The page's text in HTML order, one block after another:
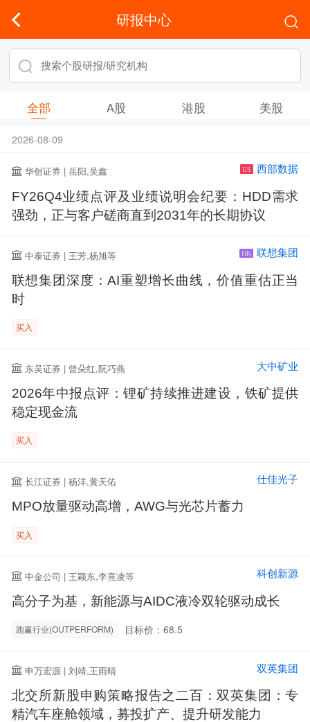
研报中心
全部 A股 港股 美股
2026-08-09
华创证券 | 岳阳,吴鑫 US 西部数据
FY26Q4业绩点评及业绩说明会纪要：HDD需求
强劲，正与客户磋商直到2031年的长期协议
中泰证券 | 王芳,杨旭等 HK 联想集团
联想集团深度：AI重塑增长曲线，价值重估正当
时
买入
东吴证券 | 曾朵红,阮巧燕 大中矿业
2026年中报点评：锂矿持续推进建设，铁矿提供
稳定现金流
买入
长江证券 | 杨洋,黄天佑 仕佳光子
MPO放量驱动高增，AWG与光芯片蓄力
买入
中金公司 | 王颖东,李熹凌等 科创新源
高分子为基，新能源与AIDC液冷双轮驱动成长
跑赢行业(OUTPERFORM) 目标价：68.5
申万宏源 | 刘靖,王雨晴 双英集团
北交所新股申购策略报告之二百：双英集团：专
精汽车座舱领域，募投扩产、提升研发能力